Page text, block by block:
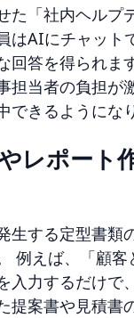
た「社内ヘルプ
はAIにチャット
回答を得られま
担当者の負担が
できるようにな
レポート
生する定型書類
例えば、「顧客
入力するだけで
提案書や見積書